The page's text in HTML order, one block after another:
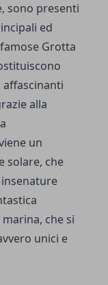
sono presenti
ed
Grotta
alla
un
solare, che
che si
unici e